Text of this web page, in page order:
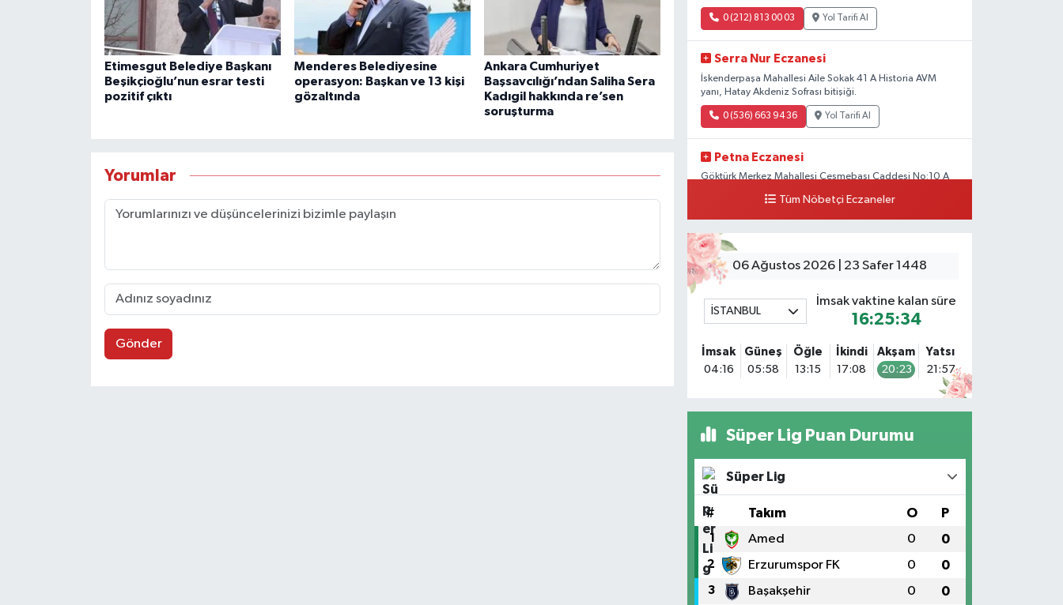
Etimesgut Belediye Başkanı
Beşikçioğlu’nun esrar testi
pozitif çıktı
Menderes Belediyesine
operasyon: Başkan ve 13 kişi
gözaltında
Ankara Cumhuriyet
Başsavcılığı’ndan Saliha Sera
Kadıgil hakkında re’sen
soruşturma
Yorumlar
Gönder
0 (212) 813 00 03 Yol Tarifi Al
Serra Nur Eczanesi
İskenderpaşa Mahallesi Aile Sokak 41 A Historia AVM
yanı, Hatay Akdeniz Sofrası bitişiği.
0 (536) 663 94 36 Yol Tarifi Al
Petna Eczanesi
Göktürk Merkez Mahallesi Çeşmebaşı Caddesi No:10 A
0 (212) 360 18 23 Yol Tarifi Al
Sacide Eczanesi
Karlıktepe Mahallesi Soğanlık Caddesi No:34 A
Bulvar Eczanesi
Ahmet Yesevi Mahallesi Abbas Medeni Sokak 17 A Çiftlik
köprüsünü geçtikten sonra Harman Mobilya arkası,
Tulumba mevki, ECZANELER BÖLGESİ (GÜNEŞ, BULVAR,
0 (216) 208 59 51 Yol Tarifi Al
Halıcıoğlu Mahallesi Tunç Sokak 1 A Çıksalın,Alev
Ofluoğlu Semt Konağı yanı
0 (212) 369 45 49
Anka Eczanesi
Acıbadem Mahallesi Acıbadem Caddesi 76 A İŞ BANKASI
KONUTLARINDAN KADIKÖY İSTİKAMETİNE GİDERKEN
IŞIKLARI GEÇİNCE SOLDA
Tüm Nöbetçi Eczaneler
06 Ağustos 2026 | 23 Safer 1448
İSTANBUL
İmsak vaktine kalan süre
16:25:33
İmsak
04:16
Güneş
05:58
Öğle
13:15
İkindi
17:08
Akşam
20:23
Yatsı
21:57
Süper Lig Puan Durumu
Süper Lig
# Takım O P
1 Amed 0 0
2 Erzurumspor FK 0 0
3 Başakşehir 0 0